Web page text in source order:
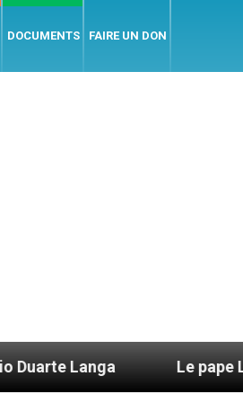
DOCUMENTS FAIRE UN DON
Le pape Léon XIV évoque